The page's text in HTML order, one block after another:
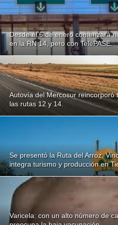
Desde el 6 de enero comenzará
en la RN 14, pero con TelePASE.
Autovía del Mercosur reincorporó
las rutas 12 y 14.
Se presentó la Ruta del Arroz,
integra turismo y producción en
Varicela: con un alto número de